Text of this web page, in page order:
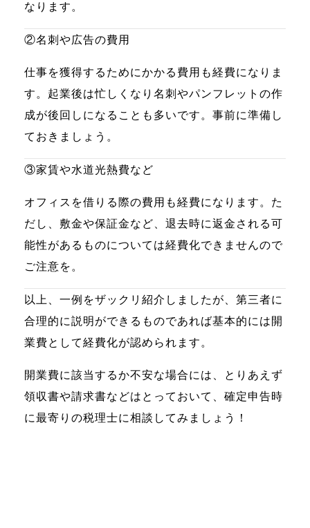
なります。
②名刺や広告の費用
仕事を獲得するためにかかる費用も経費になりま
す。起業後は忙しくなり名刺やパンフレットの作
成が後回しになることも多いです。事前に準備し
ておきましょう。
③家賃や水道光熱費など
オフィスを借りる際の費用も経費になります。た
だし、敷金や保証金など、退去時に返金される可
能性があるものについては経費化できませんので
ご注意を。
以上、一例をザックリ紹介しましたが、第三者に
合理的に説明ができるものであれば基本的には開
業費として経費化が認められます。
開業費に該当するか不安な場合には、とりあえず
領収書や請求書などはとっておいて、確定申告時
に最寄りの税理士に相談してみましょう！